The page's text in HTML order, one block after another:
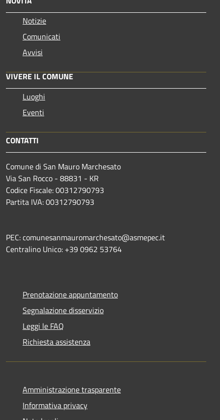
Notizie
Comunicati
Avvisi
VIVERE IL COMUNE
Luoghi
Eventi
CONTATTI
Comune di San Mauro Marchesato
Via San Rocco - 88831 - KR
Codice Fiscale: 00312790793
Partita IVA: 00312790793
PEC: comunesanmauromarchesato@asmepec.it
Centralino Unico: +39 0962 53764
Prenotazione appuntamento
Segnalazione disservizio
Leggi le FAQ
Richiesta assistenza
Amministrazione trasparente
Informativa privacy